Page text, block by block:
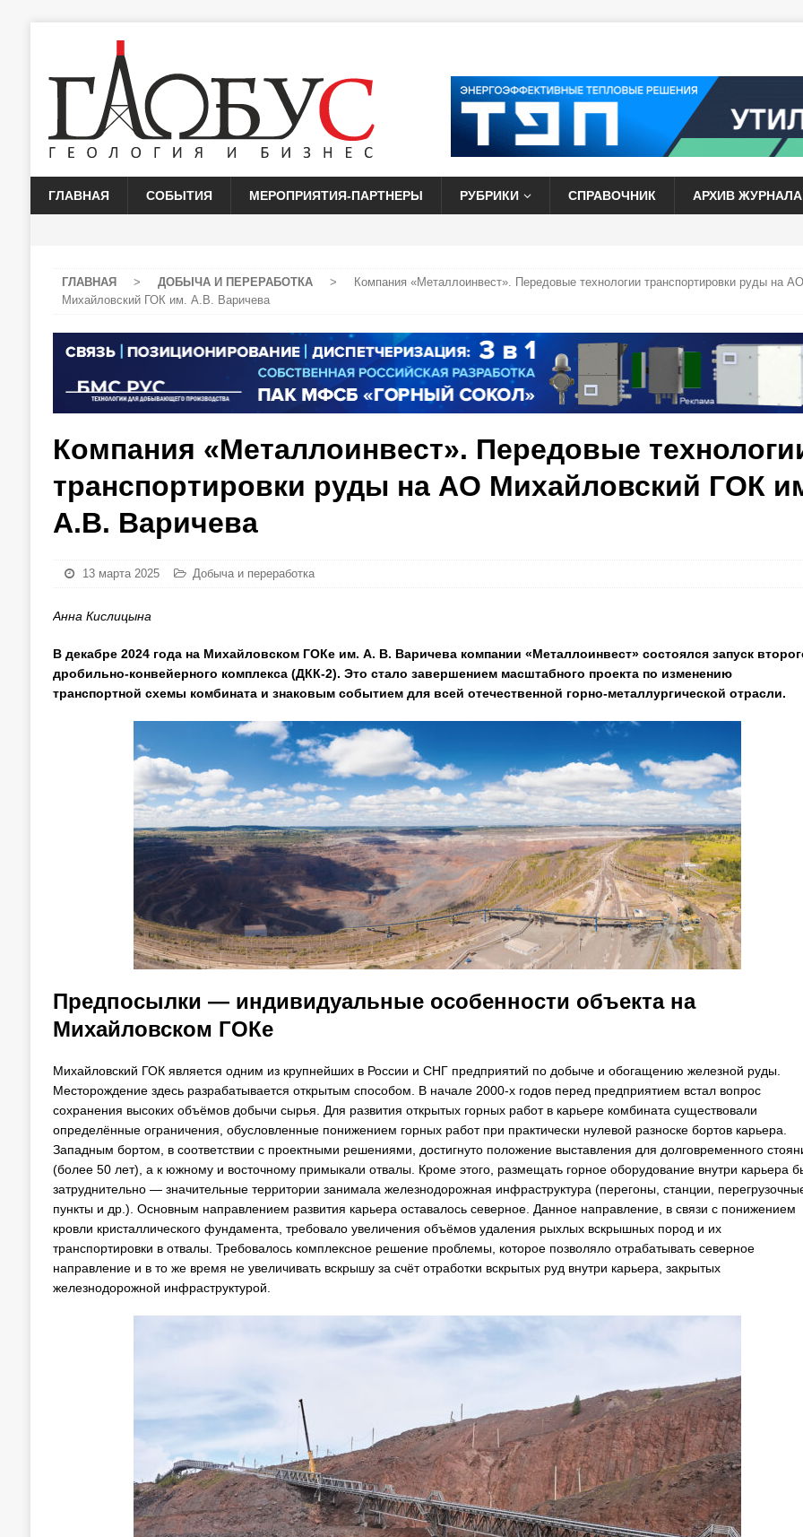
ГЛАВНАЯ СОБЫТИЯ МЕРОПРИЯТИЯ-ПАРТНЕРЫ РУБРИКИ СПРАВОЧНИК АРХИВ ЖУРНАЛА
ГЛАВНАЯ > ДОБЫЧА И ПЕРЕРАБОТКА >
Компания «Металлоинвест». Передовые технологии транспортировки руды на АО
Михайловский ГОК им. А.В. Варичева
Компания «Металлоинвест». Передовые
транспортировки руды на АО Михайловский ГОК
А.В. Варичева
13 марта 2025 Добыча и переработка
Анна Кислицына
В декабре 2024 года на Михайловском ГОКе им. А. В. Варичева компании «Металлоинвест» состоялся запуск
дробильно-конвейерного комплекса (ДКК-2). Это стало завершением масштабного проекта по изменению
транспортной схемы комбината и знаковым событием для всей отечественной горно-металлургической отрасли.
Предпосылки — индивидуальные особенности объекта на
Михайловском ГОКе
Михайловский ГОК является одним из крупнейших в России и СНГ предприятий по добыче и обогащению железной руды.
Месторождение здесь разрабатывается открытым способом. В начале 2000-х годов перед предприятием встал вопрос
сохранения высоких объёмов добычи сырья. Для развития открытых горных работ в карьере комбината существовали
определённые ограничения, обусловленные понижением горных работ при практически нулевой разноске бортов карьера.
Западным бортом, в соответствии с проектными решениями, достигнуто положение выставления для долговременного
(более 50 лет), а к южному и восточному примыкали отвалы. Кроме этого, размещать горное оборудование внутри карьера
затруднительно — значительные территории занимала железнодорожная инфраструктура (перегоны, станции,
пункты и др.). Основным направлением развития карьера оставалось северное. Данное направление, в связи с понижением
кровли кристаллического фундамента, требовало увеличения объёмов удаления рыхлых вскрышных пород и их
транспортировки в отвалы. Требовалось комплексное решение проблемы, которое позволяло отрабатывать северное
направление и в то же время не увеличивать вскрышу за счёт отработки вскрытых руд внутри карьера, закрытых
железнодорожной инфраструктурой.